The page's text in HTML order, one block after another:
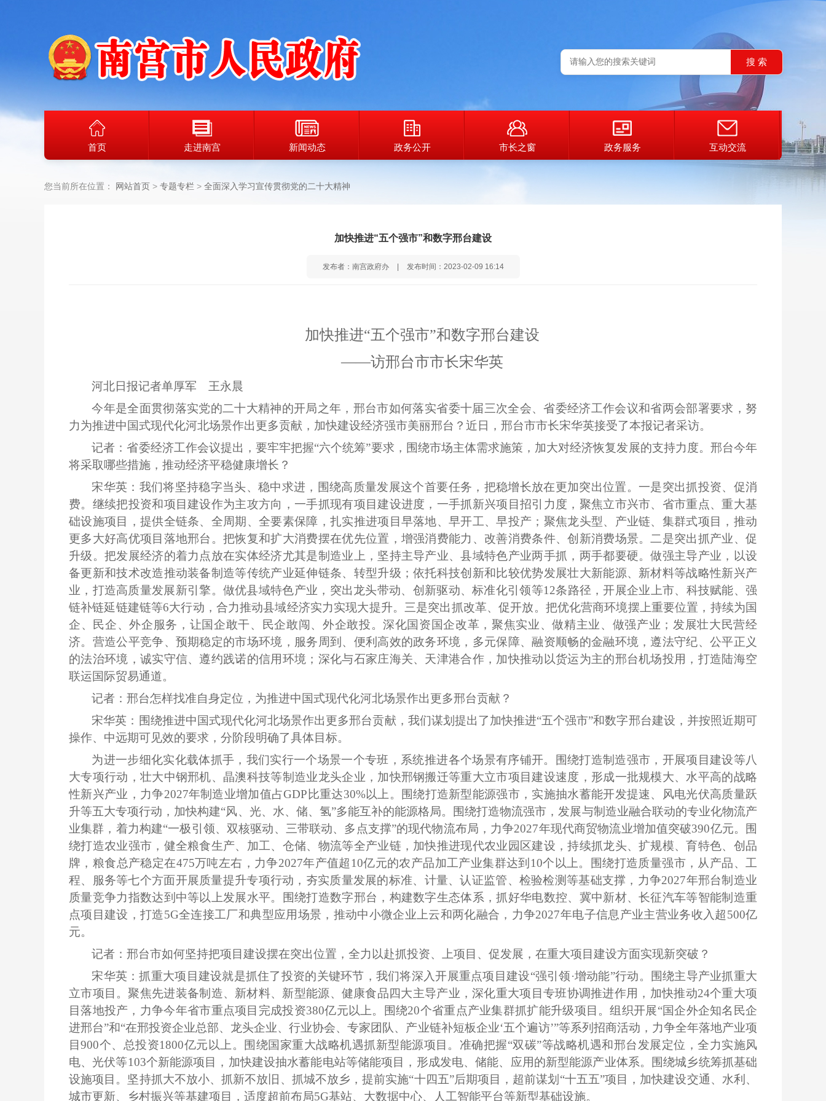
首页 走进南宫 新闻动态 政务公开 市长之窗 政务服务 互动交流
您当前所在位置： 网站首页 专题专栏 全面深入学习宣传贯彻党的二十大精神
加快推进“五个强市”和数字邢台建设
发布者：南宫政府办 发布时间：2023-02-09 16:14
加快推进“五个强市”和数字邢台建设
——访邢台市市长宋华英
河北日报记者单厚军 王永晨
今年是全面贯彻落实党的二十大精神的开局之年，邢台市如何落实省委十届三次全会、省委经济工作会议和省两会部署要求，努
力为推进中国式现代化河北场景作出更多贡献，加快建设经济强市美丽邢台？近日，邢台市市长宋华英接受了本报记者采访。
记者：省委经济工作会议提出，要牢牢把握“六个统筹”要求，围绕市场主体需求施策，加大对经济恢复发展的支持力度。邢台今年
将采取哪些措施，推动经济平稳健康增长？
宋华英：我们将坚持稳字当头、稳中求进，围绕高质量发展这个首要任务，把稳增长放在更加突出位置。一是突出抓投资、促消
费。继续把投资和项目建设作为主攻方向，一手抓现有项目建设进度，一手抓新兴项目招引力度，聚焦立市兴市、省市重点、重大基
础设施项目，提供全链条、全周期、全要素保障，扎实推进项目早落地、早开工、早投产；聚焦龙头型、产业链、集群式项目，推动
更多大好高优项目落地邢台。把恢复和扩大消费摆在优先位置，增强消费能力、改善消费条件、创新消费场景。二是突出抓产业、促
升级。把发展经济的着力点放在实体经济尤其是制造业上，坚持主导产业、县域特色产业两手抓，两手都要硬。做强主导产业，以设
备更新和技术改造推动装备制造等传统产业延伸链条、转型升级；依托科技创新和比较优势发展壮大新能源、新材料等战略性新兴产
业，打造高质量发展新引擎。做优县域特色产业，突出龙头带动、创新驱动、标准化引领等12条路径，开展企业上市、科技赋能、强
链补链延链建链等6大行动，合力推动县域经济实力实现大提升。三是突出抓改革、促开放。把优化营商环境摆上重要位置，持续为国
企、民企、外企服务，让国企敢干、民企敢闯、外企敢投。深化国资国企改革，聚焦实业、做精主业、做强产业；发展壮大民营经
济。营造公平竞争、预期稳定的市场环境，服务周到、便利高效的政务环境，多元保障、融资顺畅的金融环境，遵法守纪、公平正义
的法治环境，诚实守信、遵约践诺的信用环境；深化与石家庄海关、天津港合作，加快推动以货运为主的邢台机场投用，打造陆海空
联运国际贸易通道。
记者：邢台怎样找准自身定位，为推进中国式现代化河北场景作出更多邢台贡献？
宋华英：围绕推进中国式现代化河北场景作出更多邢台贡献，我们谋划提出了加快推进“五个强市”和数字邢台建设，并按照近期可
操作、中远期可见效的要求，分阶段明确了具体目标。
为进一步细化实化载体抓手，我们实行一个场景一个专班，系统推进各个场景有序铺开。围绕打造制造强市，开展项目建设等八
大专项行动，壮大中钢邢机、晶澳科技等制造业龙头企业，加快邢钢搬迁等重大立市项目建设速度，形成一批规模大、水平高的战略
性新兴产业，力争2027年制造业增加值占GDP比重达30%以上。围绕打造新型能源强市，实施抽水蓄能开发提速、风电光伏高质量跃
升等五大专项行动，加快构建“风、光、水、储、氢”多能互补的能源格局。围绕打造物流强市，发展与制造业融合联动的专业化物流产
业集群，着力构建“一极引领、双核驱动、三带联动、多点支撑”的现代物流布局，力争2027年现代商贸物流业增加值突破390亿元。围
绕打造农业强市，健全粮食生产、加工、仓储、物流等全产业链，加快推进现代农业园区建设，持续抓龙头、扩规模、育特色、创品
牌，粮食总产稳定在475万吨左右，力争2027年产值超10亿元的农产品加工产业集群达到10个以上。围绕打造质量强市，从产品、工
程、服务等七个方面开展质量提升专项行动，夯实质量发展的标准、计量、认证监管、检验检测等基础支撑，力争2027年邢台制造业
质量竞争力指数达到中等以上发展水平。围绕打造数字邢台，构建数字生态体系，抓好华电数控、冀中新材、长征汽车等智能制造重
点项目建设，打造5G全连接工厂和典型应用场景，推动中小微企业上云和两化融合，力争2027年电子信息产业主营业务收入超500亿
元。
记者：邢台市如何坚持把项目建设摆在突出位置，全力以赴抓投资、上项目、促发展，在重大项目建设方面实现新突破？
宋华英：抓重大项目建设就是抓住了投资的关键环节，我们将深入开展重点项目建设“强引领·增动能”行动。围绕主导产业抓重大
立市项目。聚焦先进装备制造、新材料、新型能源、健康食品四大主导产业，深化重大项目专班协调推进作用，加快推动24个重大项
目落地投产，力争今年省市重点项目完成投资380亿元以上。围绕20个省重点产业集群抓扩能升级项目。组织开展“国企外企知名民企
进邢台”和“在邢投资企业总部、龙头企业、行业协会、专家团队、产业链补短板企业‘五个遍访’”等系列招商活动，力争全年落地产业项
目900个、总投资1800亿元以上。围绕国家重大战略机遇抓新型能源项目。准确把握“双碳”等战略机遇和邢台发展定位，全力实施风
电、光伏等103个新能源项目，加快建设抽水蓄能电站等储能项目，形成发电、储能、应用的新型能源产业体系。围绕城乡统筹抓基础
设施项目。坚持抓大不放小、抓新不放旧、抓城不放乡，提前实施“十四五”后期项目，超前谋划“十五五”项目，加快建设交通、水利、
城市更新、乡村振兴等基建项目，适度超前布局5G基站、大数据中心、人工智能平台等新型基础设施。